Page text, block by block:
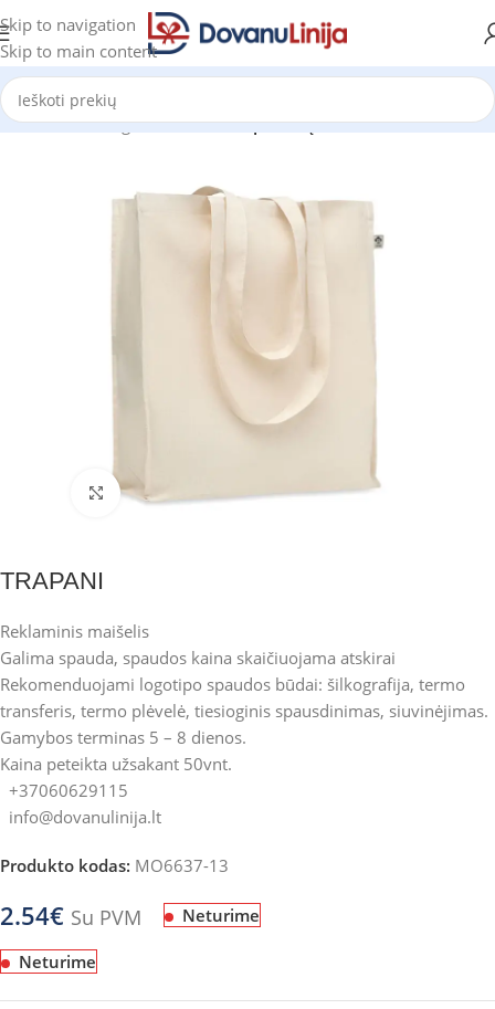
Skip to navigation
Skip to main content
Pradžia Katalogas Reklaminiai pirkinių maišeliai
Click to enlarge
TRAPANI
Reklaminis maišelis
Galima spauda, spaudos kaina skaičiuojama atskirai
Rekomenduojami logotipo spaudos būdai: šilkografija, termo
transferis, termo plėvelė, tiesioginis spausdinimas, siuvinėjimas.
Gamybos terminas 5 – 8 dienos.
Kaina peteikta užsakant 50vnt.
+37060629115
info@dovanulinija.lt
Produkto kodas: MO6637-13
2.54€ Su PVM Neturime
Neturime